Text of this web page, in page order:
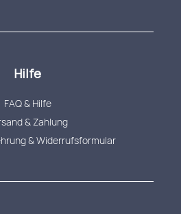
Hilfe
FAQ & Hilfe
& Zahlung
& Widerrufsformular